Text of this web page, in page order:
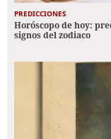
PREDICCIONES
Horóscopo de hoy:
signos del zodiaco